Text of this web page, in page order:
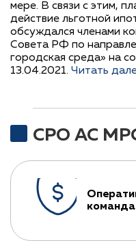
мере. В связи с этим,
действие льготной
обсуждался членами
Совета РФ по
городская среда» на
13.04.2021. Читать
СРО АС
команда